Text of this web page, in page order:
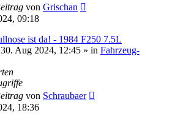
von Grischan
09:18
ist da! - 1984 F250 7.5L
Aug 2024, 12:45 » in Fahrzeug-
von Schraubaer
18:36